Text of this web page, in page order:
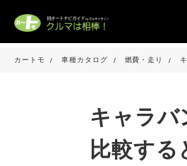
カートモ 車種カタログ 燃費・走り
キャラバ
比較する